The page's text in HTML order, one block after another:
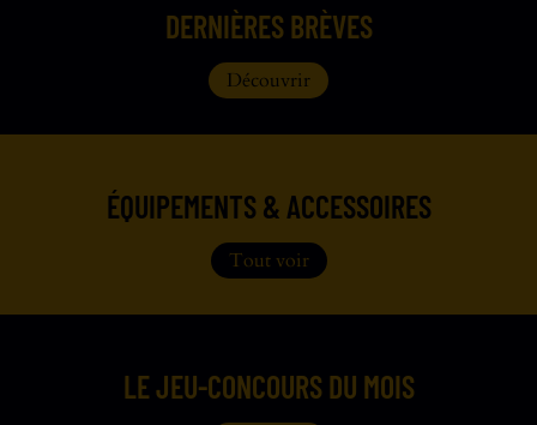
DERNIÈRES BRÈVES
Découvrir
ÉQUIPEMENTS & ACCESSOIRES
Tout voir
LE JEU-CONCOURS DU MOIS